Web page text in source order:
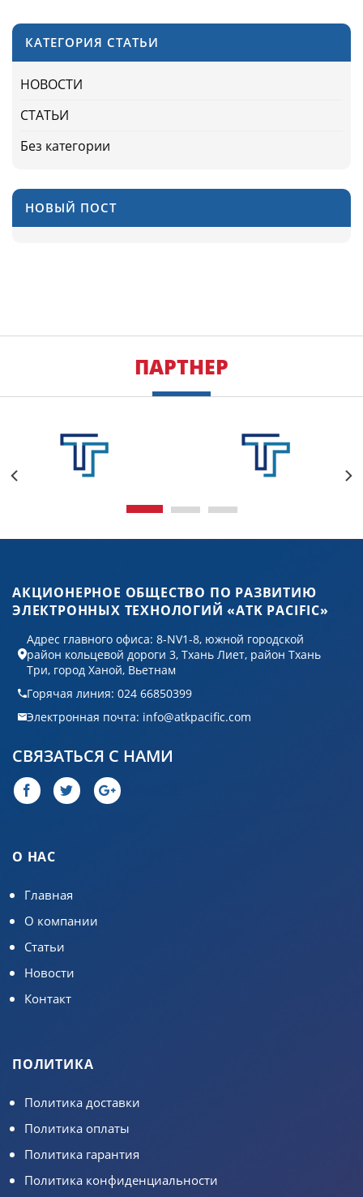
КАТЕГОРИЯ СТАТЬИ
НОВОСТИ
СТАТЬИ
Без категории
НОВЫЙ ПОСТ
ПАРТНЕР
АКЦИОНЕРНОЕ ОБЩЕСТВО ПО РАЗВИТИЮ
ЭЛЕКТРОННЫХ ТЕХНОЛОГИЙ «ATK PACIFIC»
Адрес главного офиса: 8-NV1-8, южной городской
район кольцевой дороги 3, Тхань Лиет, район Тхань
Три, город Ханой, Вьетнам
Горячая линия: 024 66850399
Электронная почта: info@atkpacific.com
СВЯЗАТЬСЯ С НАМИ
О НАС
Главная
О компании
Статьи
Новости
Контакт
ПОЛИТИКА
Политика доставки
Политика оплаты
Политика гарантия
Политика конфиденциальности